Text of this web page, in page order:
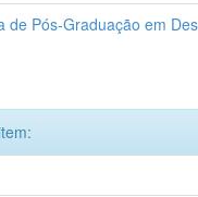
de Pós-Graduação em